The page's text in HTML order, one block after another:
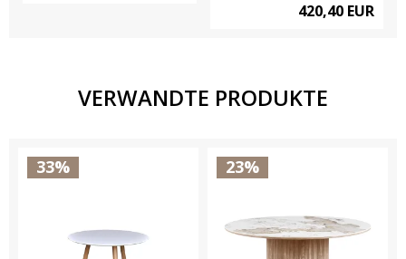
420,40 EUR
VERWANDTE PRODUKTE
33% 23%